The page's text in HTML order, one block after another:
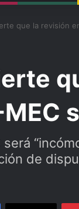
que la revisión
de